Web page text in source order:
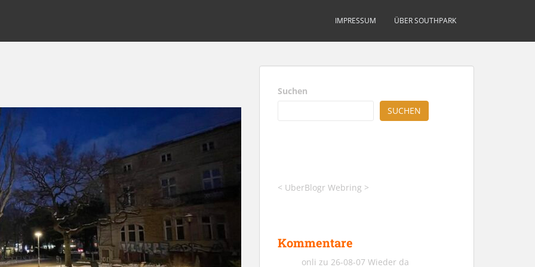
IMPRESSUM ÜBER SOUTHPARK
Suchen
SUCHEN
< UberBlogr Webring >
Kommentare
onli zu 26-08-07 Wieder da